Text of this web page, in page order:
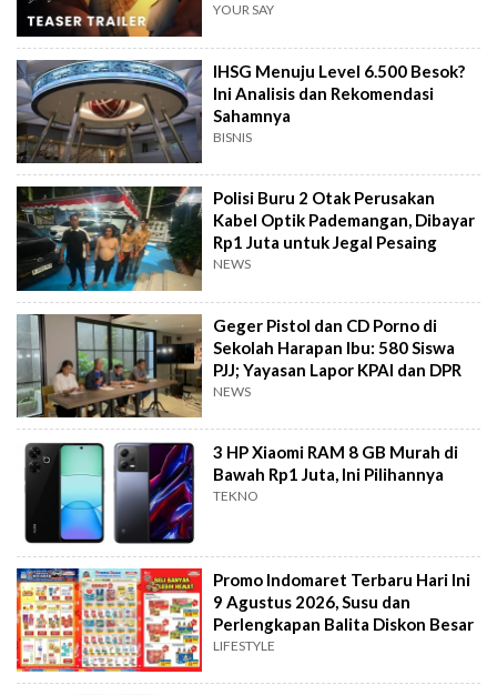
YOUR SAY
IHSG Menuju Level 6.500 Besok?
Ini Analisis dan Rekomendasi
Sahamnya
BISNIS
Polisi Buru 2 Otak Perusakan
Kabel Optik Pademangan, Dibayar
Rp1 Juta untuk Jegal Pesaing
NEWS
Geger Pistol dan CD Porno di
Sekolah Harapan Ibu: 580 Siswa
PJJ; Yayasan Lapor KPAI dan DPR
NEWS
3 HP Xiaomi RAM 8 GB Murah di
Bawah Rp1 Juta, Ini Pilihannya
TEKNO
Promo Indomaret Terbaru Hari Ini
9 Agustus 2026, Susu dan
Perlengkapan Balita Diskon Besar
LIFESTYLE